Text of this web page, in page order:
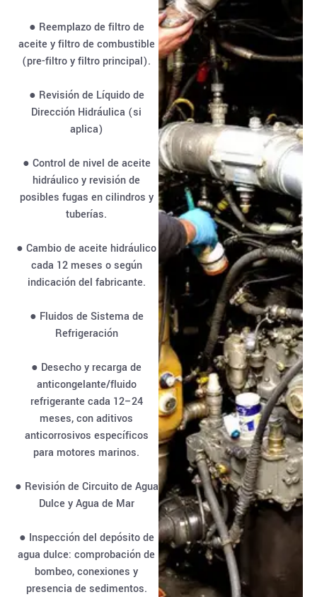
● Reemplazo de filtro de
aceite y filtro de combustible
(pre-filtro y filtro principal).
● Revisión de Líquido de
Dirección Hidráulica (si
aplica)
● Control de nivel de aceite
hidráulico y revisión de
posibles fugas en cilindros y
tuberías.
● Cambio de aceite hidráulico
cada 12 meses o según
indicación del fabricante.
● Fluidos de Sistema de
Refrigeración
● Desecho y recarga de
anticongelante/fluido
refrigerante cada 12–24
meses, con aditivos
anticorrosivos específicos
para motores marinos.
● Revisión de Circuito de Agua
Dulce y Agua de Mar
● Inspección del depósito de
agua dulce: comprobación de
bombeo, conexiones y
presencia de sedimentos.